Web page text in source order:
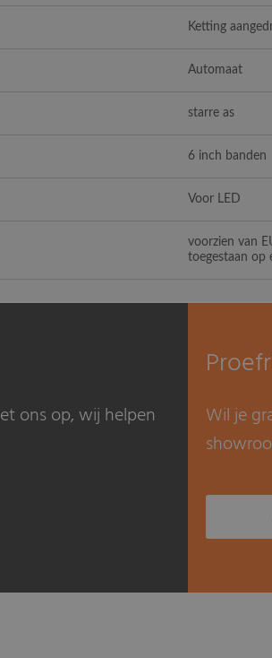
Ketting
Automaat
starre as
6 inch banden
Voor LED
voorzien van
toegestaan op
ons op, wij helpen
Wil je